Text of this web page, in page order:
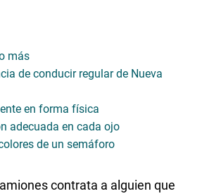
más
de conducir regular de Nueva
en forma física
adecuada en cada ojo
de un semáforo
contrata a alguien que